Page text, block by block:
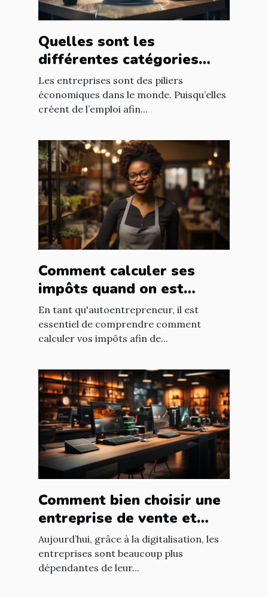
Quelles sont les
différentes catégories
d’entreprise ?
Les entreprises sont des piliers
économiques dans le monde. Puisqu’elles
créent de l’emploi afin...
Comment calculer ses
impôts quand on est
autoentrepreneur ?
En tant qu'autoentrepreneur, il est
essentiel de comprendre comment
calculer vos impôts afin de...
Comment bien choisir une
entreprise de vente et
d'installation de parc
informatique ?
Aujourd’hui, grâce à la digitalisation, les
entreprises sont beaucoup plus
dépendantes de leur...